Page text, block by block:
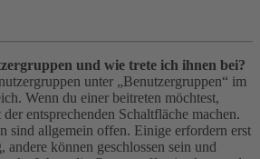
und wie trete ich ihnen bei?
unter „Benutzergruppen“ im
Wenn du einer beitreten möchtest,
entsprechenden Schaltfläche machen.
sind allgemein offen. Einige erfordern erst
andere können geschlossen sein und